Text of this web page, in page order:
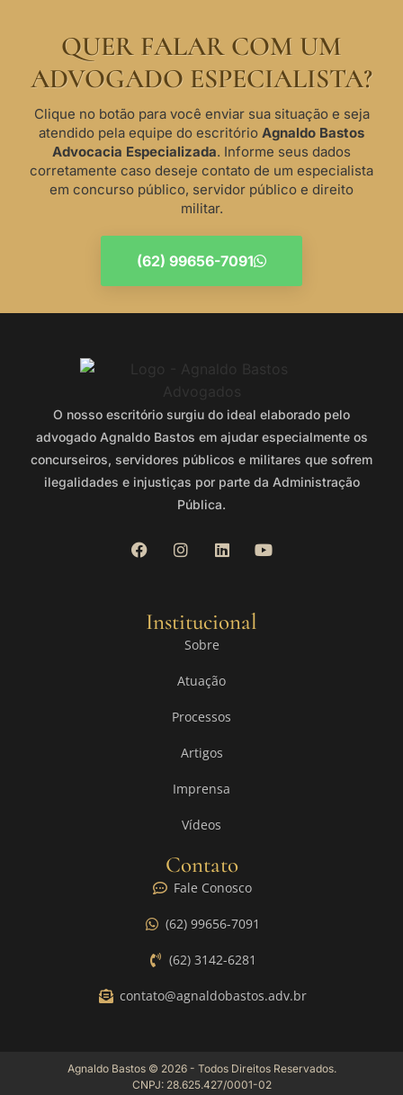
QUER FALAR COM UM
ADVOGADO ESPECIALISTA?
Clique no botão para você enviar sua situação e seja
atendido pela equipe do escritório Agnaldo Bastos
Advocacia Especializada. Informe seus dados
corretamente caso deseje contato de um especialista
em concurso público, servidor público e direito
militar.
(62) 99656-7091
O nosso escritório surgiu do ideal elaborado pelo
advogado Agnaldo Bastos em ajudar especialmente os
concurseiros, servidores públicos e militares que sofrem
ilegalidades e injustiças por parte da Administração
Pública.
Institucional
Sobre
Atuação
Processos
Artigos
Imprensa
Vídeos
Contato
Fale Conosco
(62) 99656-7091
(62) 3142-6281
contato@agnaldobastos.adv.br
Agnaldo Bastos © 2026 - Todos Direitos Reservados.
CNPJ: 28.625.427/0001-02